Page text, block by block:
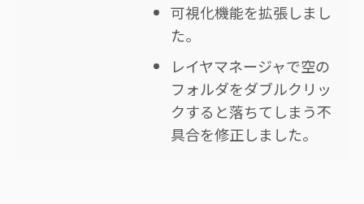
可視化機能を拡張しまし
た。
レイヤマネージャで空の
フォルダをダブルクリッ
クすると落ちてしまう不
具合を修正しました。